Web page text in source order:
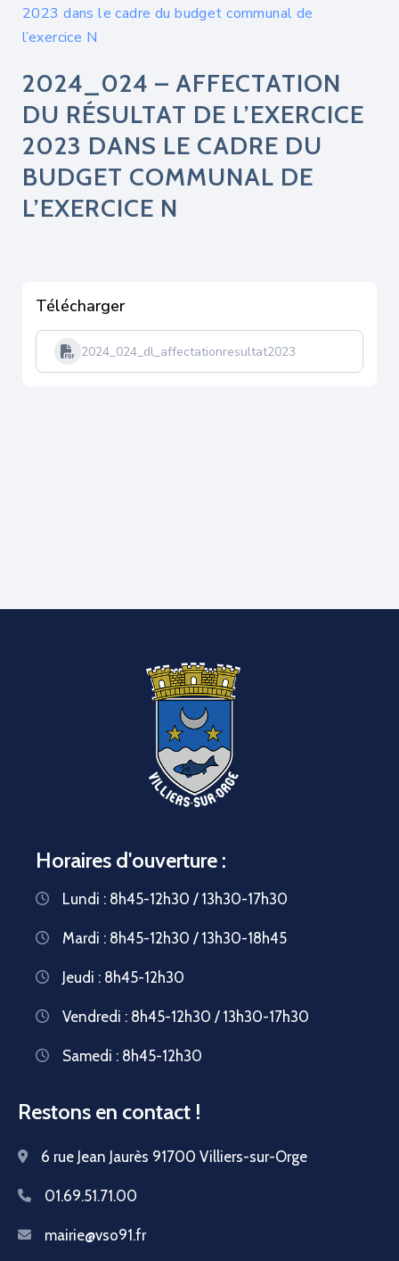
2023 dans le cadre du budget communal de
l’exercice N
2024_024 – AFFECTATION
DU RÉSULTAT DE L’EXERCICE
2023 DANS LE CADRE DU
BUDGET COMMUNAL DE
L’EXERCICE N
Télécharger
2024_024_dl_affectationresultat2023
Horaires d'ouverture :
Lundi : 8h45-12h30 / 13h30-17h30
Mardi : 8h45-12h30 / 13h30-18h45
Jeudi : 8h45-12h30
Vendredi : 8h45-12h30 / 13h30-17h30
Samedi : 8h45-12h30
Restons en contact !
6 rue Jean Jaurès 91700 Villiers-sur-Orge
01.69.51.71.00
mairie@vso91.fr